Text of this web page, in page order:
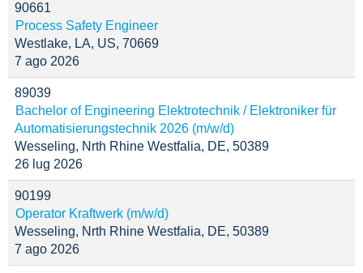
90661
Process Safety Engineer
Westlake, LA, US, 70669
7 ago 2026
89039
Bachelor of Engineering Elektrotechnik / Elektroniker für
Automatisierungstechnik 2026 (m/w/d)
Wesseling, Nrth Rhine Westfalia, DE, 50389
26 lug 2026
90199
Operator Kraftwerk (m/w/d)
Wesseling, Nrth Rhine Westfalia, DE, 50389
7 ago 2026